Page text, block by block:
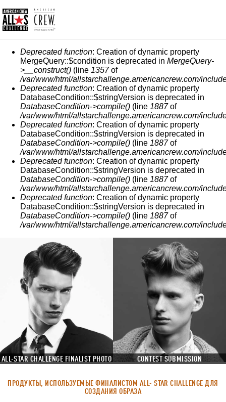
СООБЩЕНИЕ ОБ ОШИБКЕ
Deprecated function: Creation of dynamic property
MergeQuery::$condition is deprecated in MergeQuery-
>__construct() (line 1357of
/var/www/html/allstarchallenge.americancrew.com/
Deprecated function: Creation of dynamic property
DatabaseCondition::$stringVersion is deprecated in
DatabaseCondition->compile() (line 1887of
/var/www/html/allstarchallenge.americancrew.com/
Deprecated function: Creation of dynamic property
DatabaseCondition::$stringVersion is deprecated in
DatabaseCondition->compile() (line 1887of
/var/www/html/allstarchallenge.americancrew.com/
Deprecated function: Creation of dynamic property
DatabaseCondition::$stringVersion is deprecated in
DatabaseCondition->compile() (line 1887of
/var/www/html/allstarchallenge.americancrew.com/
Deprecated function: Creation of dynamic property
DatabaseCondition::$stringVersion is deprecated in
DatabaseCondition->compile() (line 1887of
/var/www/html/allstarchallenge.americancrew.com/
ALL-STAR CHALLENGE FINALIST PHOTO CONTEST SUBMISSION
ПРОДУКТЫ, ИСПОЛЬЗУЕМЫЕ ФИНАЛИСТОМ ALL- STAR CHALLENGE ДЛЯ
СОЗДАНИЯ ОБРАЗА